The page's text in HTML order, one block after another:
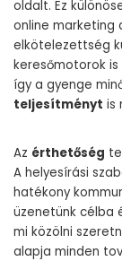
oldalt. Ez
online marketing
elkötelezettség
keresőmotorok
így a gyenge
teljesítményt is
Az érthetőség
A helyesírási
hatékony
üzenetünk célba
mi közölni
alapja minden